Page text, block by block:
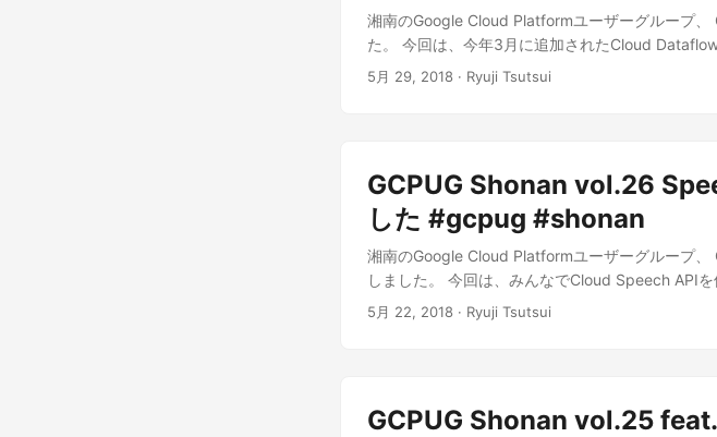
湘南のGoogle Cloud Platformユーザーグループ
た。 今回は、今年3月に追加されたCloud
ろを体験してもらう回でした。 ...
5月 29, 2018 · Ryuji Tsutsui
GCPUG Shonan vol.26
した #gcpug #shonan
湘南のGoogle Cloud Platformユーザーグループ
しました。 今回は、みんなでCloud Speech API
5月 22, 2018 · Ryuji Tsutsui
GCPUG Shonan vol.25